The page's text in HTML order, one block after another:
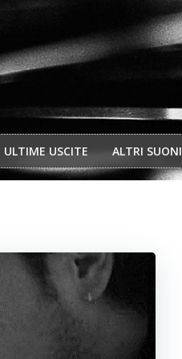
ULTIME USCITE ALTRI SUONI